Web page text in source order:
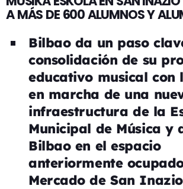
A MÁS DE 600 ALUMNOS Y
Bilbao da un paso
consolidación de su
educativo musical con
en marcha de una
infraestructura de la
Municipal de Música y
Bilbao en el espacio
anteriormente
Mercado de San